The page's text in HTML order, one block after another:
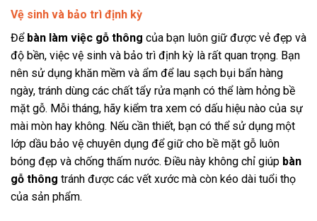
Vệ sinh và bảo trì định kỳ
Để bàn làm việc gỗ thông của bạn luôn giữ được vẻ đẹp và
độ bền, việc vệ sinh và bảo trì định kỳ là rất quan trọng. Bạn
nên sử dụng khăn mềm và ẩm để lau sạch bụi bẩn hàng
ngày, tránh dùng các chất tẩy rửa mạnh có thể làm hỏng bề
mặt gỗ. Mỗi tháng, hãy kiểm tra xem có dấu hiệu nào của sự
mài mòn hay không. Nếu cần thiết, bạn có thể sử dụng một
lớp dầu bảo vệ chuyên dụng để giữ cho bề mặt gỗ luôn
bóng đẹp và chống thấm nước. Điều này không chỉ giúp bàn
gỗ thông tránh được các vết xước mà còn kéo dài tuổi thọ
của sản phẩm.